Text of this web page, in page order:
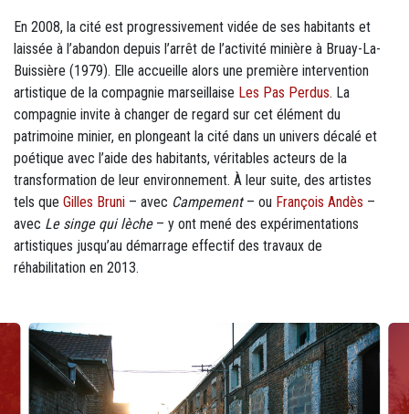
En 2008, la cité est progressivement vidée de ses habitants et
laissée à l’abandon depuis l’arrêt de l’activité minière à Bruay-La-
Buissière (1979). Elle accueille alors une première intervention
artistique de la compagnie marseillaise Les Pas Perdus. La
compagnie invite à changer de regard sur cet élément du
patrimoine minier, en plongeant la cité dans un univers décalé et
poétique avec l’aide des habitants, véritables acteurs de la
transformation de leur environnement. À leur suite, des artistes
tels que Gilles Bruni – avec Campement– ou François Andès –
avec Le singe qui lèche– y ont mené des expérimentations
artistiques jusqu’au démarrage effectif des travaux de
réhabilitation en 2013.
Visuels : M13 - Diaporama photos
Image